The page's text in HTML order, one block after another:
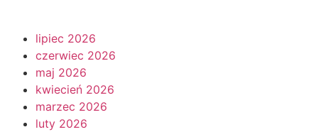
lipiec 2026
czerwiec 2026
maj 2026
kwiecień 2026
marzec 2026
luty 2026